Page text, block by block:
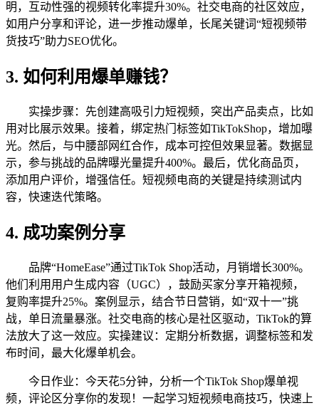
明，互动性强的视频转化率提升30%。社交电商的社区效应，
如用户分享和评论，进一步推动爆单，长尾关键词“短视频带
货技巧”助力SEO优化。
3. 如何利用爆单赚钱？
实操步骤：先创建高吸引力短视频，突出产品卖点，比如
用对比展示效果。接着，绑定热门标签如TikTokShop，增加曝
光。然后，与中腰部网红合作，成本可控但效果显著。数据显
示，参与挑战的品牌曝光量提升400%。最后，优化商品页，
添加用户评价，增强信任。短视频电商的关键是持续测试内
容，快速迭代策略。
4. 成功案例分享
品牌“HomeEase”通过TikTok Shop活动，月销增长300%。
他们利用用户生成内容（UGC），鼓励买家分享开箱视频，
复购率提升25%。案例显示，结合节日营销，如“双十一”挑
战，单日流量暴涨。社交电商的核心是社区驱动，TikTok的算
法放大了这一效应。实操建议：定期分析数据，调整标签和发
布时间，最大化爆单机会。
今日作业：今天花5分钟，分析一个TikTok Shop爆单视
频，评论区分享你的发现！一起学习短视频电商技巧，快速上